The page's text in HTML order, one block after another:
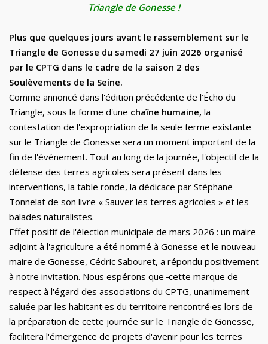
Triangle de Gonesse !
Plus que quelques jours avant le rassemblement sur le
Triangle de Gonesse du samedi 27 juin 2026 organisé
par le CPTG dans le cadre de la saison 2 des
Soulèvements de la Seine.
Comme annoncé dans l'édition précédente de l’Écho du
Triangle, sous la forme d'une chaîne humaine, la
contestation de l'expropriation de la seule ferme existante
sur le Triangle de Gonesse sera un moment important de la
fin de l'événement. Tout au long de la journée, l'objectif de la
défense des terres agricoles sera présent dans les
interventions, la table ronde, la dédicace par Stéphane
Tonnelat de son livre « Sauver les terres agricoles » et les
balades naturalistes.
Effet positif de l'élection municipale de mars 2026 : un maire
adjoint à l'agriculture a été nommé à Gonesse et le nouveau
maire de Gonesse, Cédric Sabouret, a répondu positivement
à notre invitation. Nous espérons que cette marque de
respect à l'égard des associations du CPTG, unanimement
saluée par les habitant·es du territoire rencontré·es lors de
la préparation de cette journée sur le Triangle de Gonesse,
facilitera l'émergence de projets d'avenir pour les terres